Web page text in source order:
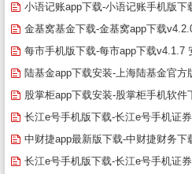
小语记账app下载-小语记账手机版下
金基窝基金下载-金基窝app下载
每市手机版下载-每市app下载v4.1.7
陆基金app下载安装-上海陆基金官
股掌柜app下载安装-股掌柜手机软
长江e号手机版下载-长江e号手机证
新版中财捷app最新版下载-中财捷财务下
长江e号手机版下载-长江e号手机证